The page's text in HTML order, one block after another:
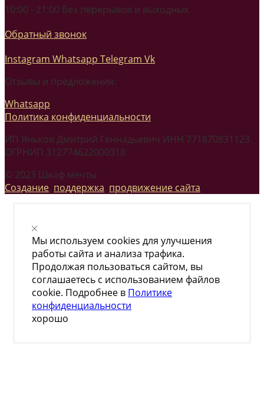
10:00 - 21:00 без перерывов и выходных
Обратный звонок
Instagram Whatsapp Telegram Vk
Отзывы и предложения:
Whatsapp
Политика конфиденциальности
ИП Яньков Дмитрий Геннадьевич ИНН 771870831123
ОГРНИП 312774622000318
© 2023 Шкаф мечты
Создание, поддержка, продвижение сайта
Мы используем cookies для улучшения
работы сайта и анализа трафика.
Продолжая пользоваться сайтом, вы
соглашаетесь с использованием файлов
cookie. Подробнее в Политике
конфиденциальности
хорошо